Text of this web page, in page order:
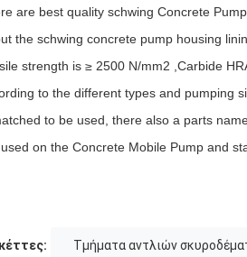
are best quality schwing Concrete
the schwing concrete pump housing
strength is ≥ 2500 N/mm2 ,Carbide
to the different types and pumping
to be used, there also a parts
on the Concrete Mobile Pump and
Τμήματα αντλιών